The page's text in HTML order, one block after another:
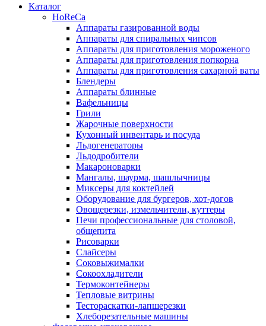
Каталог
HoReCa
Аппараты газированной воды
Аппараты для спиральных чипсов
Аппараты для приготовления мороженого
Аппараты для приготовления попкорна
Аппараты для приготовления сахарной ваты
Блендеры
Аппараты блинные
Вафельницы
Грили
Жарочные поверхности
Кухонный инвентарь и посуда
Льдогенераторы
Льдодробители
Макароноварки
Мангалы, шаурма, шашлычницы
Миксеры для коктейлей
Оборудование для бургеров, хот-догов
Овощерезки, измельчители, куттеры
Печи профессиональные для столовой,
общепита
Рисоварки
Слайсеры
Соковыжималки
Сокоохладители
Термоконтейнеры
Тепловые витрины
Тестораскатки-лапшерезки
Хлеборезательные машины